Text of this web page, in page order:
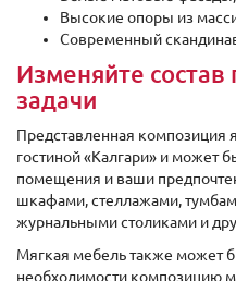
Высокие опоры из
Современный
Изменяйте состав
задачи
Представленная композиция
гостиной «Калгари» и может
помещения и ваши
шкафами, стеллажами,
журнальными столиками и
Мягкая мебель также может
необходимости композицию